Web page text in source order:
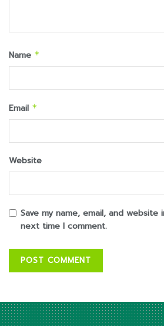
Name *
Email *
Website
Save my name, email, and
next time I comment.